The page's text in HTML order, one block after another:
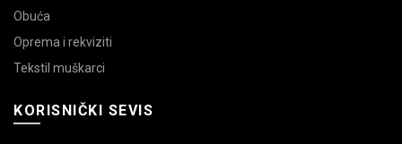
Obuća
Oprema i rekviziti
Tekstil muškarci
KORISNIČKI SEVIS